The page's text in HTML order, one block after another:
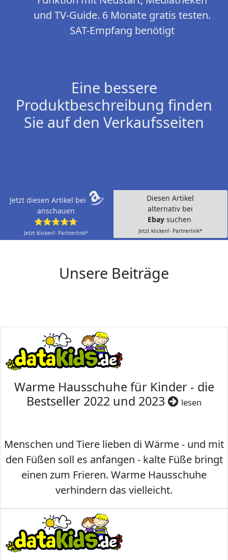
und TV-Guide. 6 Monate gratis testen.
SAT-Empfang benötigt
Eine bessere
Produktbeschreibung finden
Sie auf den Verkaufsseiten
Jetzt diesen Artikel bei
anschauen
⭐⭐⭐⭐⭐
Jetzt klicken!- Partnerlink*
Diesen Artikel
alternativ bei
Ebay suchen
Jetzt klicken!- Partnerlink*
Unsere Beiträge
Warme Hausschuhe für Kinder - die
Bestseller 2022 und 2023
lesen
Menschen und Tiere lieben di Wärme - und mit
den Füßen soll es anfangen - kalte Füße bringt
einen zum Frieren. Warme Hausschuhe
verhindern das vielleicht.